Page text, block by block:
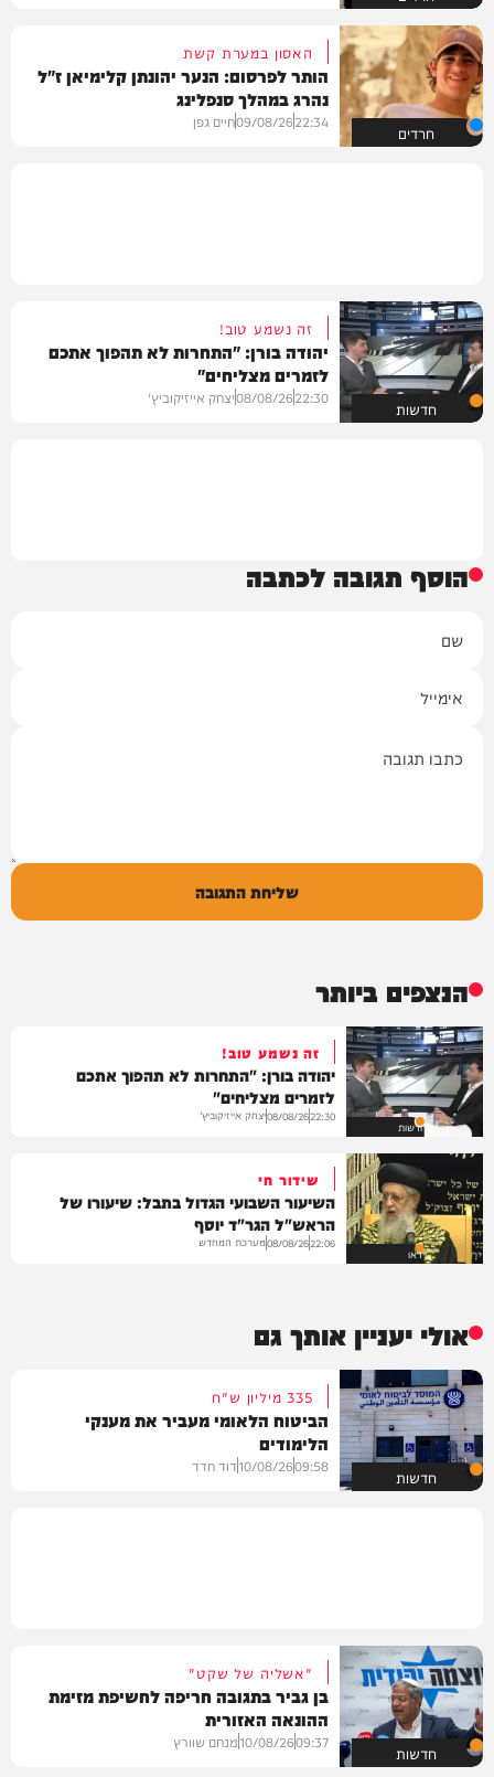
חרדים
האסון במערת קשת
הותר לפרסום: הנער יהונתן קלימיאן ז"ל
נהרג במהלך סנפלינג
22:34
09/08/26חיים גפן
חדשות
זה נשמע טוב!
יהודה בורן: "התחרות לא תהפוך אתכם
לזמרים מצליחים"
22:30
08/08/26יצחק אייזיקוביץ'
הוסף תגובה לכתבה
שליחת התגובה
הנצפים ביותר
חדשות
זה נשמע טוב!
יהודה בורן: "התחרות לא תהפוך אתכם
לזמרים מצליחים"
22:30
08/08/26יצחק אייזיקוביץ'
וידאו
שידור חי
השיעור השבועי הגדול בתבל: שיעורו של
הראש"ל הגר"ד יוסף
22:06
08/08/26מערכת המחדש
אולי יעניין אותך גם
חדשות
335 מיליון ש"ח
הביטוח הלאומי מעביר את מענקי
הלימודים
09:58
10/08/26דוד חדד
חדשות
"אשליה של שקט"
בן גביר בתגובה חריפה לחשיפת מזימת
ההונאה האזורית
09:37
10/08/26מנחם שוורץ